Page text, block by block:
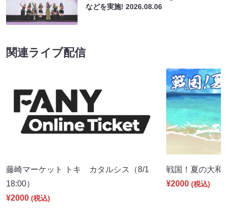
などを実施!2026.08.06
関連ライブ配信
藤崎マーケット トキ カタルシス（8/1
18:00）
¥2000 (税込)
戦国！夏の大
¥2000 (税込)